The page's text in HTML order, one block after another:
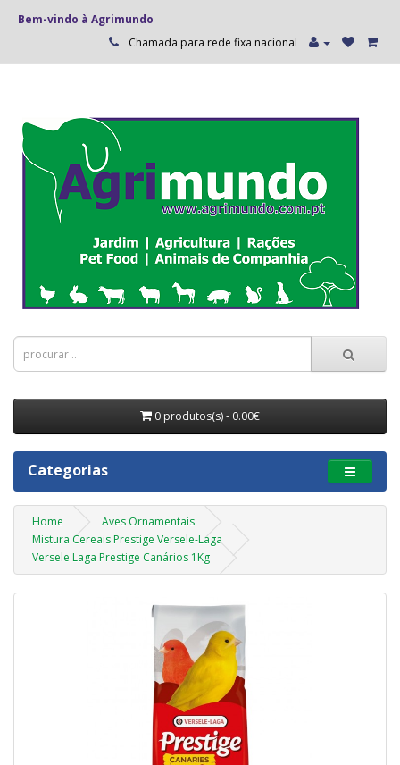
Bem-vindo à Agrimundo
Chamada para rede fixa nacional
0 produtos(s) - 0.00€
Categorias
Home
Aves Ornamentais
Mistura Cereais Prestige Versele-Laga
Versele Laga Prestige Canários 1Kg